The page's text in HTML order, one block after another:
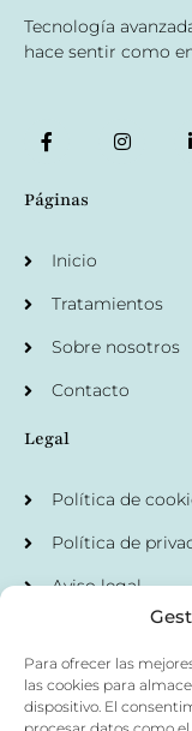
Para ofrecer las
las cookies para
dispositivo. El
Tecnología
hace sentir como
Páginas
Inicio
Tratamientos
Sobre nosotros
Contacto
Legal
Política de
Política de
Aviso legal
Av. Arquitecto